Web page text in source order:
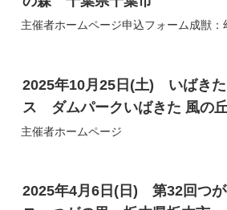
主催者ホームページ申込フォーム成獣：
2025年10月25日(土) いばき
ス ダムパークいばきた 風の
主催者ホームページ
2025年4月6日(日) 第32回つ